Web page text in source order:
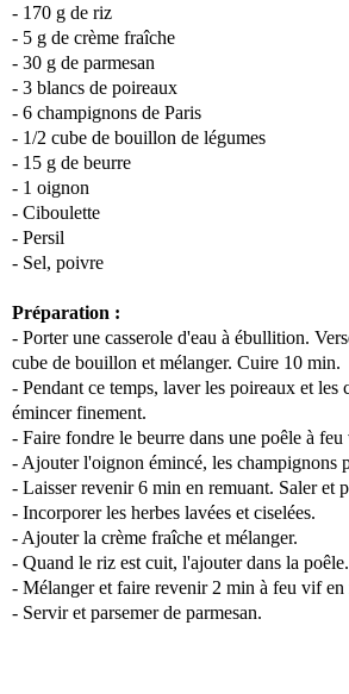
- 170 g de riz
- 5 g de crème fraîche
- 30 g de parmesan
- 3 blancs de poireaux
- 6 champignons de Paris
- 1/2 cube de bouillon de légumes
- 15 g de beurre
- 1 oignon
- Ciboulette
- Persil
- Sel, poivre
Préparation :
- Porter une casserole d'eau à ébullition.
cube de bouillon et mélanger. Cuire 10 min.
- Pendant ce temps, laver les poireaux et les
émincer finement.
- Faire fondre le beurre dans une poêle à feu
- Ajouter l'oignon émincé, les champignons
- Laisser revenir 6 min en remuant. Saler et
- Incorporer les herbes lavées et ciselées.
- Ajouter la crème fraîche et mélanger.
- Quand le riz est cuit, l'ajouter dans la poêle.
- Mélanger et faire revenir 2 min à feu vif en
- Servir et parsemer de parmesan.